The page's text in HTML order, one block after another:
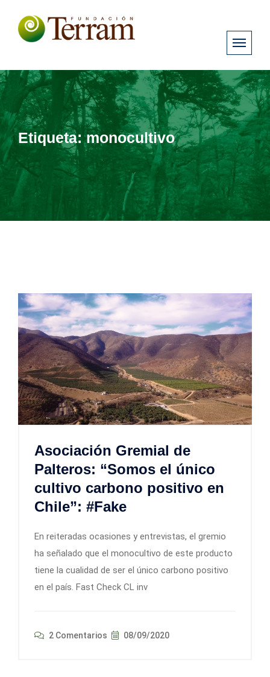
Etiqueta:monocultivo
Asociación Gremial de
Palteros: “Somos el único
cultivo carbono positivo en
Chile”: #Fake
En reiteradas ocasiones y entrevistas, el gremio
ha señalado que el monocultivo de este producto
tiene la cualidad de ser el único carbono positivo
en el país. Fast Check CL inv
2 Comentarios 08/09/2020